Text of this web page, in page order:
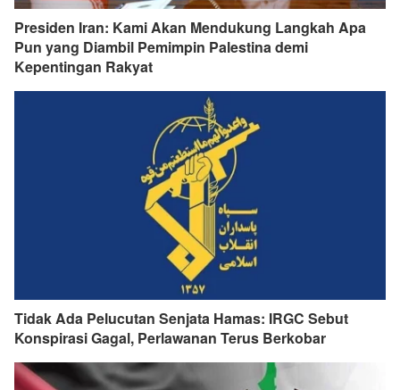
Presiden Iran: Kami Akan Mendukung Langkah Apa
Pun yang Diambil Pemimpin Palestina demi
Kepentingan Rakyat
Tidak Ada Pelucutan Senjata Hamas: IRGC Sebut
Konspirasi Gagal, Perlawanan Terus Berkobar